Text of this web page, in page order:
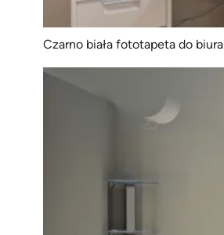
Czarno biała fototapeta do biura